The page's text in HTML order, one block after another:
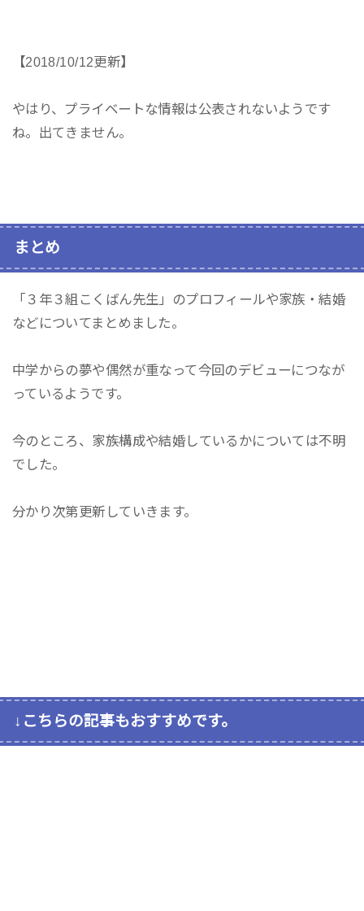
【2018/10/12更新】
やはり、プライベートな情報は公表されないようです
ね。出てきません。
まとめ
「３年３組こくばん先生」のプロフィールや家族・結婚
などについてまとめました。
中学からの夢や偶然が重なって今回のデビューにつなが
っているようです。
今のところ、家族構成や結婚しているかについては不明
でした。
分かり次第更新していきます。
↓こちらの記事もおすすめです。